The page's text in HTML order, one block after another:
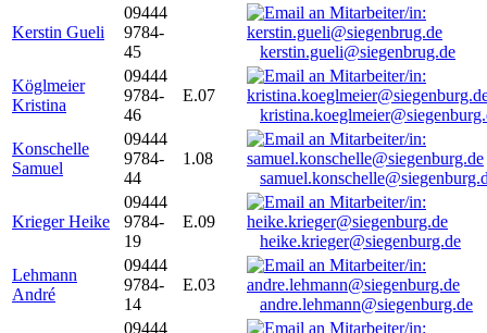
Kerstin Gueli
09444
9784-
45
kerstin.gueli@siegenbrug.de
Köglmeier
Kristina
09444
9784-
46
E.07
Konschelle
Samuel
09444
9784-
44
1.08
Krieger Heike
09444
9784-
19
E.09
heike.krieger@siegenburg.de
Lehmann
André
09444
9784-
14
E.03
andre.lehmann@siegenburg.de
09444